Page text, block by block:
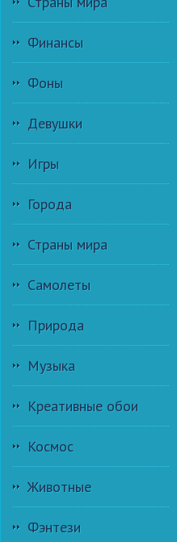
Финансы
Фоны
Девушки
Игры
Города
Страны мира
Самолеты
Природа
Музыка
Креативные обои
Космос
Животные
Фэнтези